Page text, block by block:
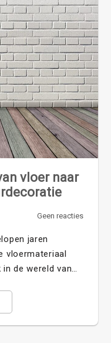
vloer naar
Geen reacties
jaren
vloermateriaal
de wereld van…